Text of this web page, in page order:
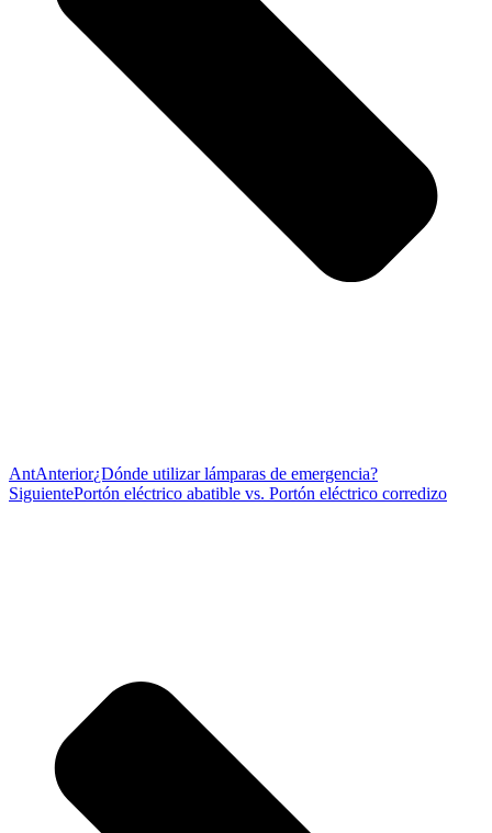
AntAnterior¿Dónde utilizar lámparas de emergencia?
SiguientePortón eléctrico abatible vs. Portón eléctrico corredizo